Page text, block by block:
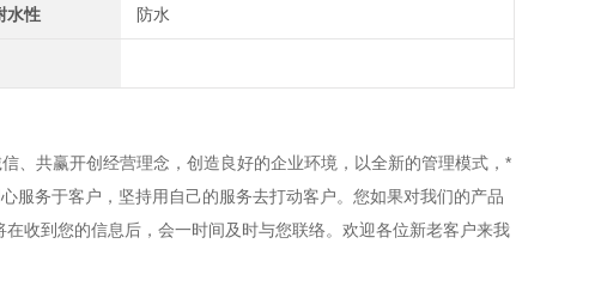
水性 防水
共赢开创经营理念，创造良好的企业环境，以全新的管理模式，*
服务于客户，坚持用自己的服务去打动客户。您如果对我们的产品
收到您的信息后，会一时间及时与您联络。欢迎各位新老客户来我